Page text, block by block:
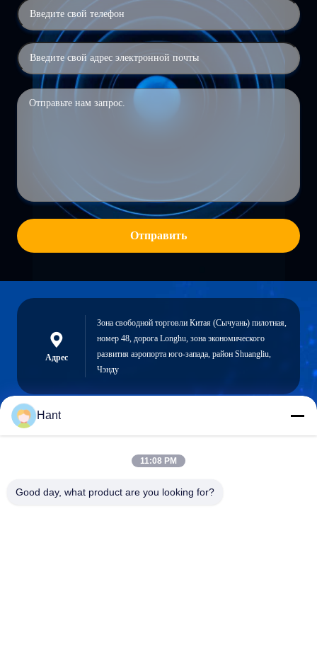
Отправить
Адрес
Зона свободной торговли Китая (Сычуань) пилотная,
номер 48, дорога Longhu, зона экономического
развития аэропорта юго-запада, район Shuangliu,
Чэнду
Hant
11:08 PM
Good day, what product are you looking for?